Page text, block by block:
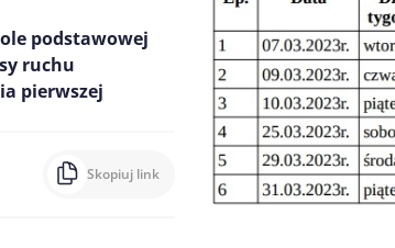
podstawowej
ruchu
pierwszej
Skopiuj link